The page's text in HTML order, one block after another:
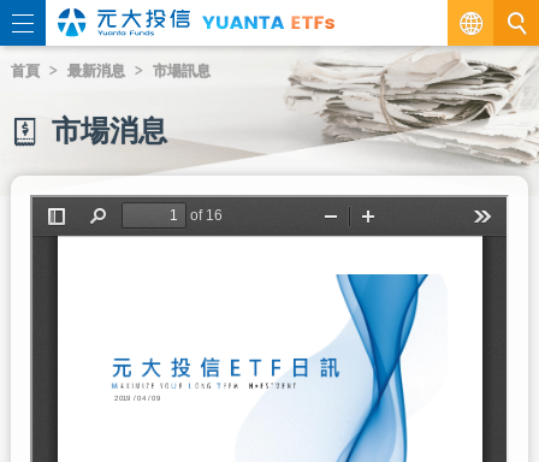
繁
EN
首頁 最新消息 市場訊息
市場消息